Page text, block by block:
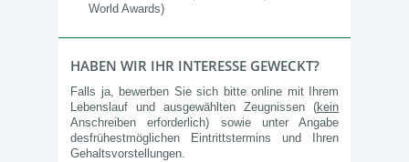
World Awards)
HABEN WIR IHR INTERESSE GEWECKT?
Falls ja, bewerben Sie sich bitte online mit Ihrem
Lebenslauf und ausgewählten Zeugnissen (kein
Anschreiben erforderlich) sowie unter Angabe
desfrühestmöglichen Eintrittstermins und Ihren
Gehaltsvorstellungen.